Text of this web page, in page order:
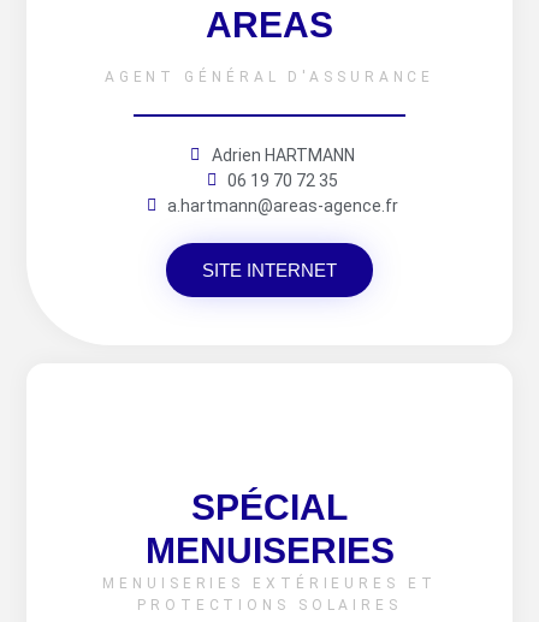
AREAS
AGENT GÉNÉRAL D'ASSURANCE
Adrien HARTMANN
06 19 70 72 35
a.hartmann@areas-agence.fr
SITE INTERNET
SPÉCIAL
MENUISERIES
MENUISERIES EXTÉRIEURES ET
PROTECTIONS SOLAIRES